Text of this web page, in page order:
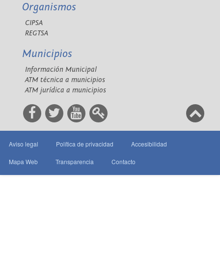
Organismos
CIPSA
REGTSA
Municipios
Información Municipal
ATM técnica a municipios
ATM jurídica a municipios
Aviso legal Política de privacidad Accesibilidad
Mapa Web Transparencia Contacto